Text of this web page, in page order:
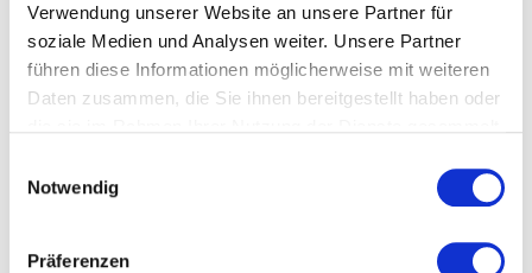
Verwendung unserer Website an unsere Partner für
soziale Medien und Analysen weiter. Unsere Partner
führen diese Informationen möglicherweise mit weiteren
Daten zusammen, die Sie ihnen bereitgestellt haben oder
Notwendig
Präferenzen
Auf Google Maps ansehen
Auf OpenStreetMap ansehen